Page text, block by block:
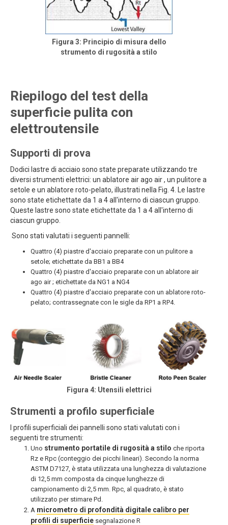
Figura 3: Principio di misura dello
strumento di rugosità a stilo
Riepilogo del test della
superficie pulita con
elettroutensile
Supporti di prova
Dodici lastre di acciaio sono state preparate utilizzando tre
diversi strumenti elettrici: un ablatore air ago air , un pulitore a
setole e un ablatore roto-pelato, illustrati nella Fig. 4. Le lastre
sono state etichettate da 1 a 4 all'interno di ciascun gruppo.
Queste lastre sono state etichettate da 1 a 4 all'interno di
ciascun gruppo.
Sono stati valutati i seguenti pannelli:
Quattro (4) piastre d'acciaio preparate con un pulitore a
setole; etichettate da BB1 a BB4
Quattro (4) piastre d'acciaio preparate con un ablatore air
ago air ; etichettate da NG1 a NG4
Quattro (4) piastre d'acciaio preparate con un ablatore roto-
pelato; contrassegnate con le sigle da RP1 a RP4.
Figura 4: Utensili elettrici
Strumenti a profilo superficiale
I profili superficiali dei pannelli sono stati valutati con i
seguenti tre strumenti:
Uno strumento portatile di rugosità a stilo che riporta
Rz e Rpc (conteggio dei picchi lineari). Secondo la norma
ASTM D7127, è stata utilizzata una lunghezza di valutazione
di 12,5 mm composta da cinque lunghezze di
campionamento di 2,5 mm. Rpc, al quadrato, è stato
utilizzato per stimare Pd.
A micrometro di profondità digitale calibro per
profili di superficie segnalazione R